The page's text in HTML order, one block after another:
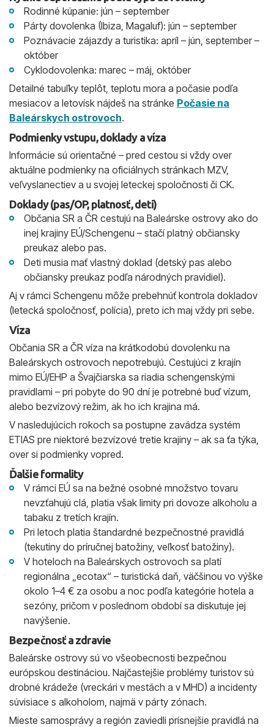
Rodinné kúpanie: jún – september
Párty dovolenka (Ibiza, Magaluf): jún – september
Poznávacie zájazdy a turistika: apríl – jún, september –
október
Cyklodovolenka: marec – máj, október
Detailné tabuľky teplôt, teplotu mora a počasie podľa
mesiacov a letovísk nájdeš na stránke Počasie na
Baleárskych ostrovoch.
Podmienky vstupu, doklady a víza
Informácie sú orientačné – pred cestou si vždy over
aktuálne podmienky na oficiálnych stránkach MZV,
veľvyslanectiev a u svojej leteckej spoločnosti či CK.
Doklady (pas/OP, platnosť, deti)
Občania SR a ČR cestujú na Baleárske ostrovy ako do
inej krajiny EÚ/Schengenu – stačí platný občiansky
preukaz alebo pas.
Deti musia mať vlastný doklad (detský pas alebo
občiansky preukaz podľa národných pravidiel).
Aj v rámci Schengenu môže prebehnúť kontrola dokladov
(letecká spoločnosť, polícia), preto ich maj vždy pri sebe.
Víza
Občania SR a ČR víza na krátkodobú dovolenku na
Baleárskych ostrovoch nepotrebujú. Cestujúci z krajín
mimo EÚ/EHP a Švajčiarska sa riadia schengenskými
pravidlami – pri pobyte do 90 dní je potrebné buď vízum,
alebo bezvízový režim, ak ho ich krajina má.
V nasledujúcich rokoch sa postupne zavádza systém
ETIAS pre niektoré bezvízové tretie krajiny – ak sa ťa týka,
over si podmienky vopred.
Ďalšie formality
V rámci EÚ sa na bežné osobné množstvo tovaru
nevzťahujú clá, platia však limity pri dovoze alkoholu a
tabaku z tretích krajín.
Pri letoch platia štandardné bezpečnostné pravidlá
(tekutiny do príručnej batožiny, veľkosť batožiny).
V hoteloch na Baleárskych ostrovoch sa platí
regionálna „ecotax“ – turistická daň, väčšinou vo výške
okolo 1–4 € za osobu a noc podľa kategórie hotela a
sezóny, pričom v poslednom období sa diskutuje jej
navýšenie.
Bezpečnosť a zdravie
Baleárske ostrovy sú vo všeobecnosti bezpečnou
európskou destináciou. Najčastejšie problémy turistov sú
drobné krádeže (vreckári v mestách a v MHD) a incidenty
súvisiace s alkoholom, najmä v párty zónach.
Mieste samosprávy a región zaviedli prísnejšie pravidlá na